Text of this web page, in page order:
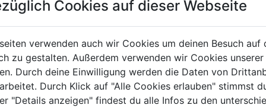
für Jedermann
Cookies auf dieser Webseite
verwenden auch wir Cookies um deinen Besuch auf
zu gestalten. Außerdem verwenden wir Cookies
Durch deine Einwilligung werden die Daten von
Durch Klick auf "Alle Cookies erlauben" stimmst
"Details anzeigen" findest du alle Infos zu den